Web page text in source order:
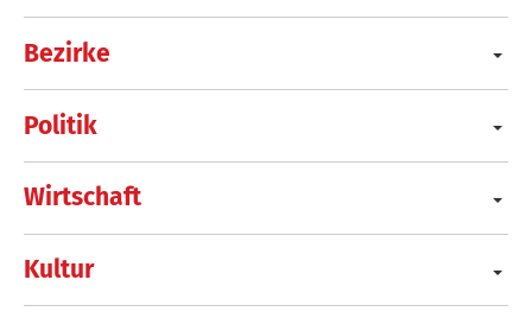
Bezirke
Politik
Wirtschaft
Kultur